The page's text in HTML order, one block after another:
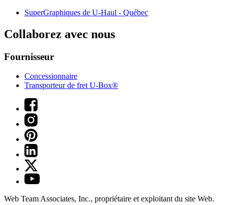
SuperGraphiques de U-Haul - Québec
Collaborez avec nous
Fournisseur
Concessionnaire
Transporteur de fret U-Box®
Web Team Associates, Inc., propriétaire et exploitant du site Web.